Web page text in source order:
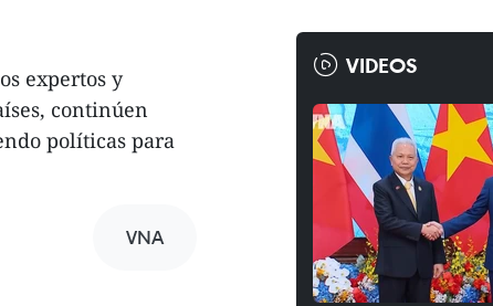
expertos y
continúen
políticas para
VNA
VIDEOS